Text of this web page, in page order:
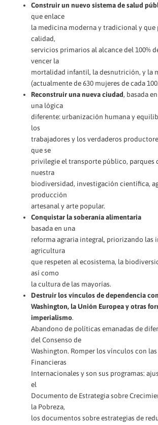
Construir un nuevo sistema de salud
que enlace
la medicina moderna y tradicional y que
calidad,
servicios primarios al alcance del 100%
vencer la
mortalidad infantil, la desnutrición, y la
(actualmente de 630 mujeres de cada
Reconstruir una nueva ciudad, basada en
una lógica
diferente: urbanización humana y
los
trabajadores y los verdaderos
que se
privilegie el transporte público, parques
nuestra
biodiversidad, investigación científica,
producción
artesanal y arte popular.
Conquistar la soberanía alimentaria
basada en una
reforma agraria integral, priorizando las
agricultura
que respeten al ecosistema, la
así como
la cultura de las mayorías.
Destruir los vínculos de dependencia con
Washington, la Unión Europea y otras
imperialismo.
Abandono de políticas emanadas de
del Consenso de
Washington. Romper los vínculos con
Financieras
Internacionales y son sus programas:
el
Documento de Estrategia sobre
la Pobreza,
los documentos sobre estrategias de